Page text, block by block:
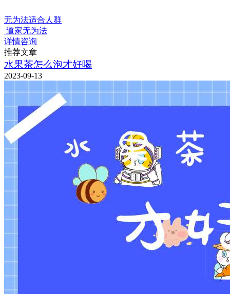
无为法适合人群
道家无为法
详情咨询
推荐文章
水果茶怎么泡才好喝
2023-09-13